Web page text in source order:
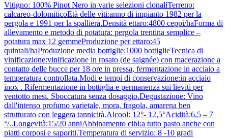
Vitigno: 100% Pinot Nero in varie selezioni clonaliTerreno:
calcareo-dolomiticoEtà delle viti:anno di impianto 1982 per la
pergola e 1991 per la spalliera.Densità ettaro:4800 ceppi/haForma di
allevamento e metodo di potatura: pergola trentina semplice –
potatura max 12 gemmeProduzione per ettaro:45
quintali/haProduzione media bottiglie:1000 bottiglieTecnica di
vinificazione:vinificazione in rosato (de saignée) con macerazione a
contatto delle bucce per 18 ore in pressa, fermentazione in acciaio a
temperatura controllata.Modi e tempi di conservazione:in acciaio
inox . Rifermentazione in bottiglia e permanenza sui lieviti per
ventotto mesi. Sboccatura senza dosaggio.Degustazione: Vino
dall'intenso profumo varietale, mora, fragola, amarena ben
strutturato con leggera tannicità.Alcool: 12°- 12,5°Acidità:6,5 – 7
°/..Longevità:15/20 anniAbbinamento cibi:a tutto pasto anche con
piatti corposi e saporiti.Temperatura di servizio: 8 -10 gradi